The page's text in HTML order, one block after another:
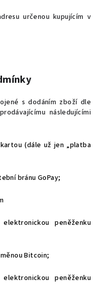
určenou kupujícím v
s dodáním zboží dle
následujícími
(dále už jen„platba
bránu GoPay;
peněženku
Bitcoin;
peněženku